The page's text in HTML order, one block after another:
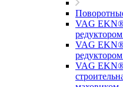
VAG
VAG
VAG EKN®